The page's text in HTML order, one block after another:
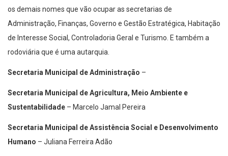
os demais nomes que vão ocupar as secretarias de
Administração, Finanças, Governo e Gestão Estratégica, Habitação
de Interesse Social, Controladoria Geral e Turismo. E também a
rodoviária que é uma autarquia.
Secretaria Municipal de Administração –
Secretaria Municipal de Agricultura, Meio Ambiente e
Sustentabilidade – Marcelo Jamal Pereira
Secretaria Municipal de Assistência Social e Desenvolvimento
Humano – Juliana Ferreira Adão